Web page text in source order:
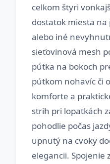
celkom štyri
dostatok miesta
alebo iné
sieťovinová mesh
pútka na bokoch
pútkom nohavíc či
komforte a
strih pri lopatkách
pohodlie počas
upnutý na cvoky
elegancii. Spojenie